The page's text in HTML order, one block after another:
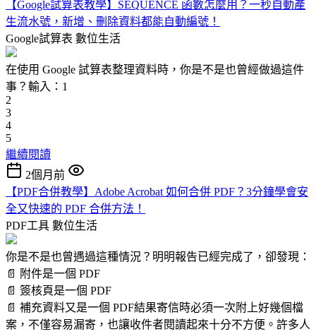
【Google試算表教學】SEQUENCE 函數怎麼用？一秒自動產
生流水號，新增、刪除資料都能自動編號！
Google試算表 數位生活
在使用 Google 試算表整理資料時，你是不是也曾經做過這件
事？輸入：1
2
3
4
5
繼續閱讀
2個月前
【PDF合併教學】Adobe Acrobat 如何合併 PDF？3分鐘學會安
全又快速的 PDF 合併方法！
PDF工具 數位生活
你是不是也曾遇過這種情況？明明報告已經完成了，卻發現：
📄 附件是一個 PDF
📄 簽核頁是一個 PDF
📄 補充資料又是一個 PDF結果寄信時必須一次附上好幾個檔
案，不僅容易漏寄，也讓收件者閱讀起來十分不方便。許多人